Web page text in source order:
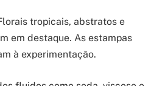
tropicais, abstratos e
em destaque. As estampas
à experimentação.